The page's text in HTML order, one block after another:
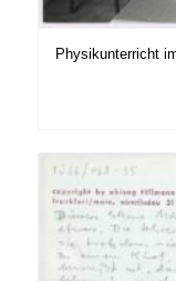
Physikunterricht